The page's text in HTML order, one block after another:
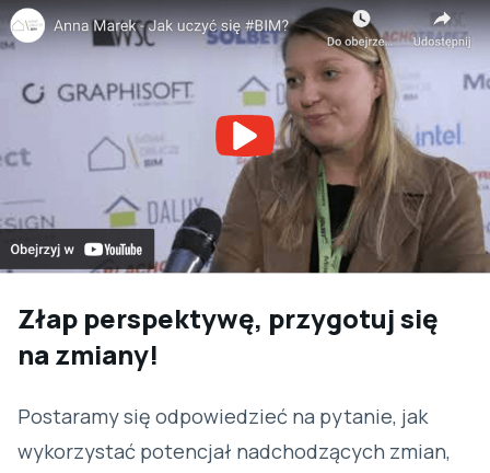
Złap perspektywę, przygotuj się
na zmiany!
Postaramy się odpowiedzieć na pytanie, jak
wykorzystać potencjał nadchodzących zmian,